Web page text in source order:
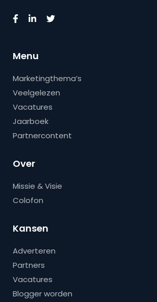
Menu
Marketingthema’s
Veelgelezen
Vacatures
Jaarboek
Partnercontent
Over
Missie & Visie
Colofon
Kansen
Adverteren
Partners
Vacatures
Blogger worden